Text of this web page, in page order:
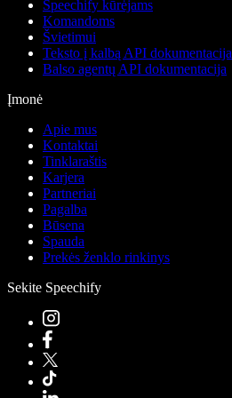
Speechify kūrėjams
Komandoms
Švietimui
Teksto į kalbą API dokumentacija
Balso agentų API dokumentacija
Įmonė
Apie mus
Kontaktai
Tinklaraštis
Karjera
Partneriai
Pagalba
Būsena
Spauda
Prekės ženklo rinkinys
Sekite Speechify